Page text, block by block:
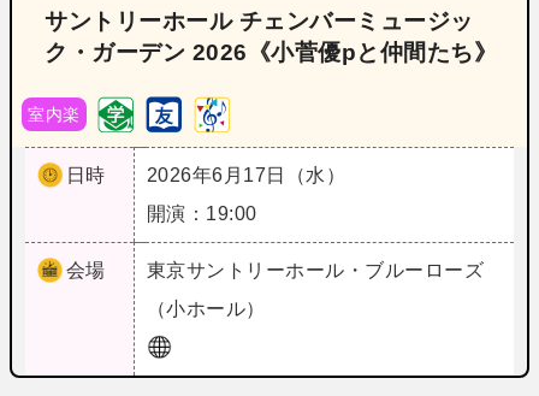
サントリーホール チェンバーミュージッ
ク・ガーデン 2026《小菅優pと仲間たち》
室内楽
日時
2026年6月17日（水）
開演：19:00
会場 東京サントリーホール・ブルーローズ
（小ホール）